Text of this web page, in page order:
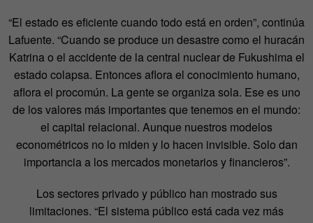
“El estado es eficiente cuando todo está en orden”, continúa
Lafuente. “Cuando se produce un desastre como el huracán
Katrina o el accidente de la central nuclear de Fukushima el
estado colapsa. Entonces aflora el conocimiento humano,
aflora el procomún. La gente se organiza sola. Ese es uno
de los valores más importantes que tenemos en el mundo:
el capital relacional. Aunque nuestros modelos
econométricos no lo miden y lo hacen invisible. Solo dan
importancia a los mercados monetarios y financieros”.
Los sectores privado y público han mostrado sus
limitaciones. “El sistema público está cada vez más